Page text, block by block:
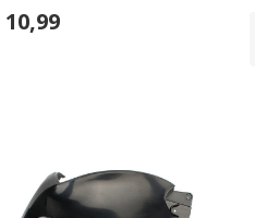
10,99